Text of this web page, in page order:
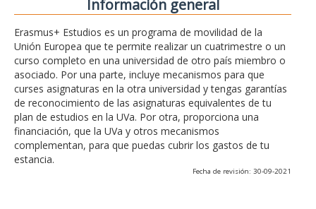
Información general
Erasmus+ Estudios es un programa de movilidad de la
Unión Europea que te permite realizar un cuatrimestre o un
curso completo en una universidad de otro país miembro o
asociado. Por una parte, incluye mecanismos para que
curses asignaturas en la otra universidad y tengas garantías
de reconocimiento de las asignaturas equivalentes de tu
plan de estudios en la UVa. Por otra, proporciona una
financiación, que la UVa y otros mecanismos
complementan, para que puedas cubrir los gastos de tu
estancia.
Fecha de revisión: 30-09-2021